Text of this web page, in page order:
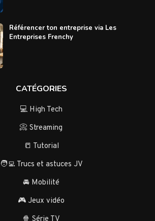
Référencer ton entreprise via Les
Entreprises Frenchy
CATÉGORIES
💻 High Tech
📀 Streaming
📒 Tutorial
🧑‍💻 Trucs et astuces JV
🚘 Mobilité
🎮 Jeux vidéo